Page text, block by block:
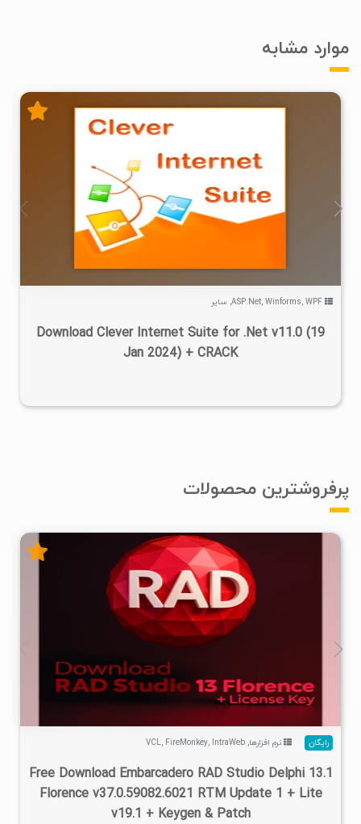
موارد مشابه
۹/۱۴K ۱۴۰۲/۱۱/۰۲
ASP.Net, Winforms, WPF
, سایر
Download Clever Internet Suite for .Net v11.0 (19
Jan 2024) + CRACK
پرفروشترین محصولات
۷۷/۶K ۱۴۰۵/۰۱/۱۰
رایگان نرم افزارها,
VCL, FireMonkey, IntraWeb
Free Download Embarcadero RAD Studio Delphi 13.1
Florence v37.0.59082.6021 RTM Update 1 + Lite
v19.1 + Keygen & Patch